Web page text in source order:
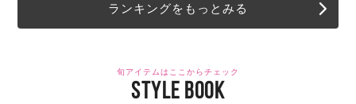
ランキングをもっとみる
旬アイテムはここからチェック
STYLE BOOK